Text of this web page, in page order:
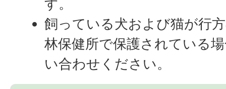
す。
飼っている犬および猫が行
林保健所で保護されている
い合わせください。